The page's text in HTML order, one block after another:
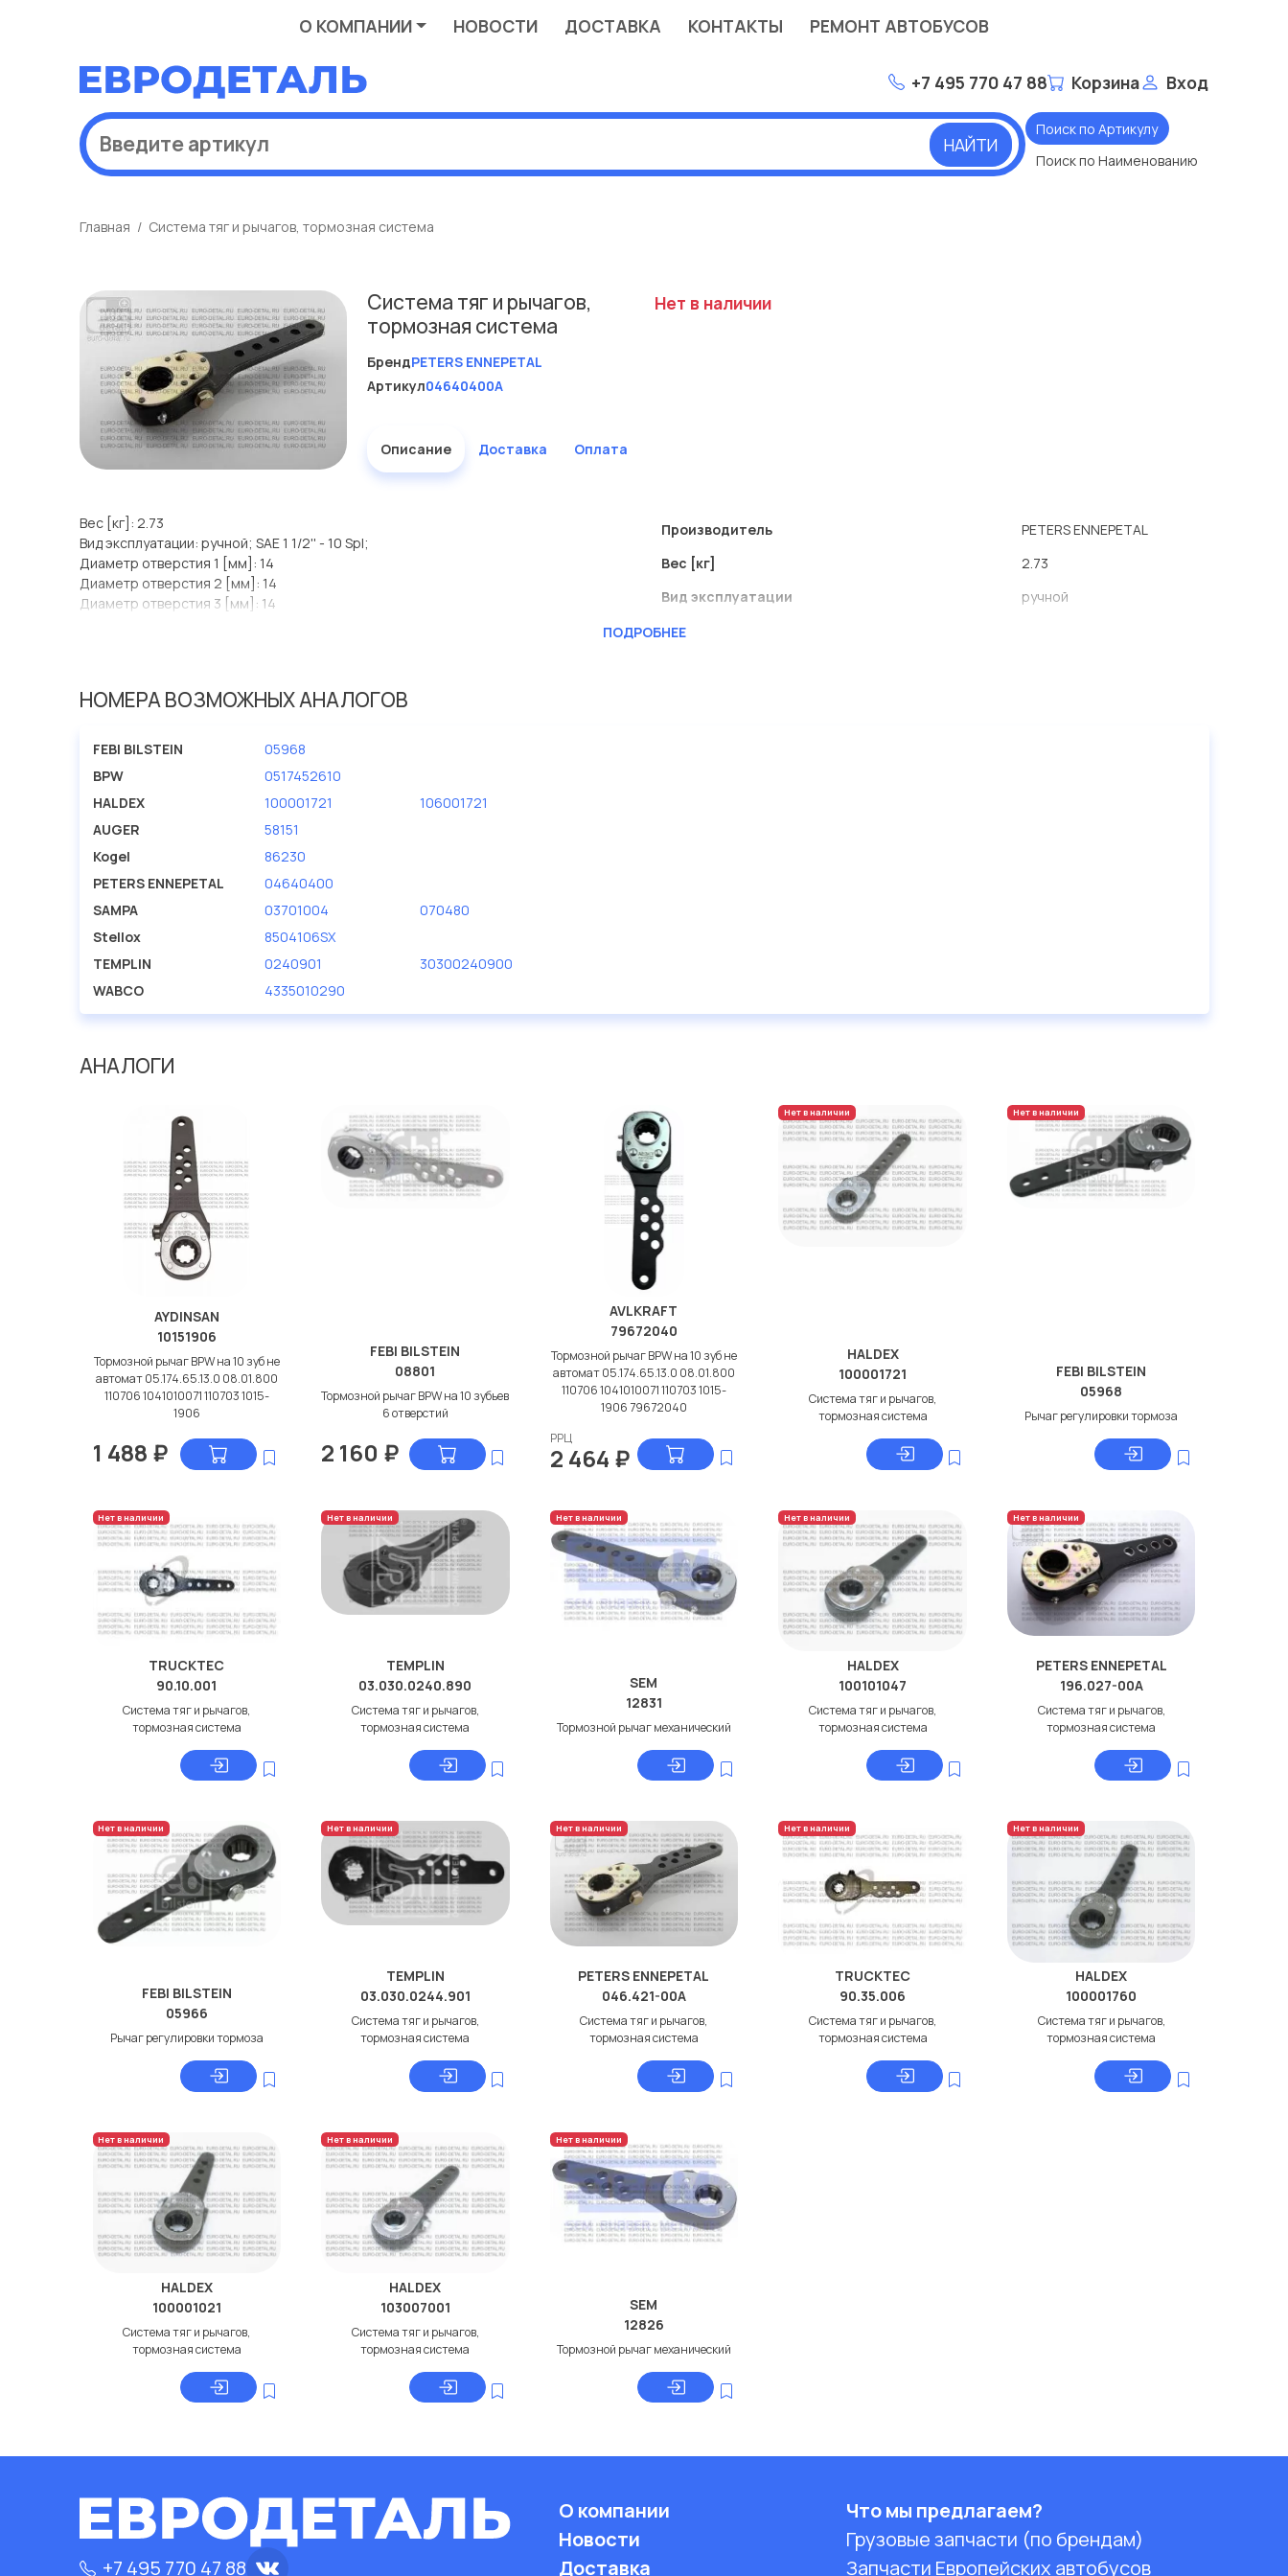
О КОМПАНИИ НОВОСТИ ДОСТАВКА КОНТАКТЫ РЕМОНТ АВТОБУСОВ
+7 495 770 47 88 Корзина Вход
НАЙТИ
Поиск по Артикулу
Поиск по Наименованию
Главная Система тяг и рычагов, тормозная система
Система тяг и рычагов,
тормозная система
БрендPETERS ENNEPETAL
Артикул04640400A
Нет в наличии
Описание Доставка Оплата
Вес [кг]: 2.73
Вид эксплуатации: ручной; SAE 1 1/2'' - 10 Spl;
Диаметр отверстия 1 [мм]: 14
Диаметр отверстия 2 [мм]: 14
Диаметр отверстия 3 [мм]: 14
Расстояние между отверст. 1 [мм]: 150
Расстояние между отверст. 3 [мм]: 220
Производитель
PETERS ENNEPETAL
Вес [кг]
2.73
Вид эксплуатации
ручной
Диаметр отверстия 1 [мм]
ПОДРОБНЕЕ
НОМЕРА ВОЗМОЖНЫХ АНАЛОГОВ
FEBI BILSTEIN
05968
BPW
0517452610
HALDEX
100001721
106001721
AUGER
58151
Kogel
86230
PETERS ENNEPETAL
04640400
SAMPA
03701004
070480
Stellox
8504106SX
TEMPLIN
0240901
30300240900
WABCO
4335010290
АНАЛОГИ
AYDINSAN
10151906
Тормозной рычаг BPW на 10 зуб не
автомат 05.174.65.13.0 08.01.800
110706 1041010071 110703 1015-
1906
1 488 ₽
FEBI BILSTEIN
08801
Тормозной рычаг BPW на 10 зубьев
6 отверстий
2 160 ₽
AVLKRAFT
79672040
Тормозной рычаг BPW на 10 зуб не
автомат 05.174.65.13.0 08.01.800
110706 1041010071 110703 1015-
1906 79672040
РРЦ
2 464 ₽
Нет в наличии
HALDEX
100001721
Система тяг и рычагов,
тормозная система
Нет в наличии
FEBI BILSTEIN
05968
Рычаг регулировки тормоза
Нет в наличии
TRUCKTEC
90.10.001
Система тяг и рычагов,
тормозная система
Нет в наличии
TEMPLIN
03.030.0240.890
Система тяг и рычагов,
тормозная система
Нет в наличии
SEM
12831
Тормозной рычаг механический
Нет в наличии
HALDEX
100101047
Система тяг и рычагов,
тормозная система
Нет в наличии
PETERS ENNEPETAL
196.027-00A
Система тяг и рычагов,
тормозная система
Нет в наличии
FEBI BILSTEIN
05966
Рычаг регулировки тормоза
Нет в наличии
TEMPLIN
03.030.0244.901
Система тяг и рычагов,
тормозная система
Нет в наличии
PETERS ENNEPETAL
046.421-00A
Система тяг и рычагов,
тормозная система
Нет в наличии
TRUCKTEC
90.35.006
Система тяг и рычагов,
тормозная система
Нет в наличии
HALDEX
100001760
Система тяг и рычагов,
тормозная система
Нет в наличии
HALDEX
100001021
Система тяг и рычагов,
тормозная система
Нет в наличии
HALDEX
103007001
Система тяг и рычагов,
тормозная система
Нет в наличии
SEM
12826
Тормозной рычаг механический
+7 495 770 47 88
О компании
Новости
Доставка
Что мы предлагаем?
Грузовые запчасти (по брендам)
Запчасти Европейских автобусов